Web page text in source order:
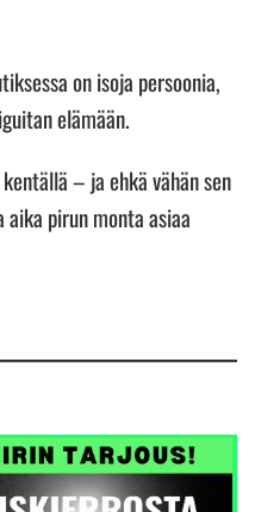
on isoja persoonia,
elämään.
– ja ehkä vähän sen
pirun monta asiaa